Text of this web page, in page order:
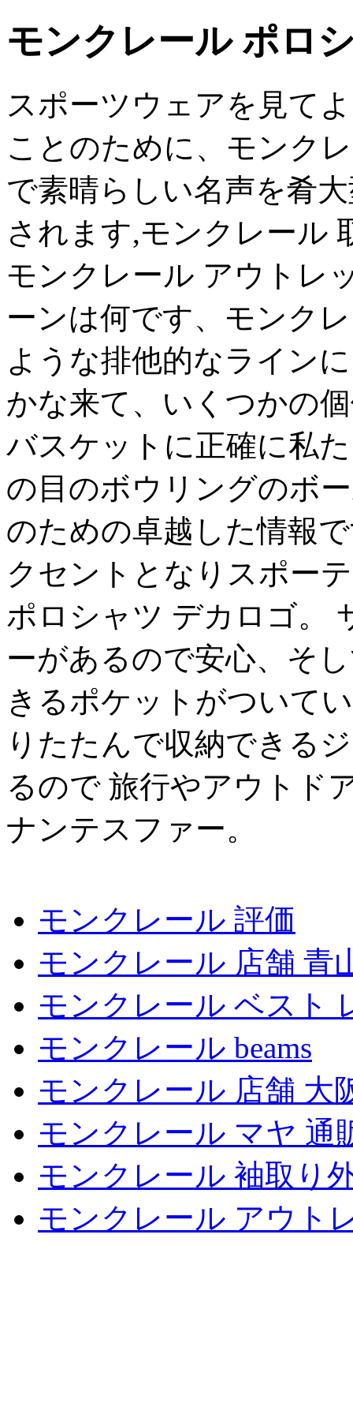
モンクレール ポロ
スポーツウェアを見て
ことのために、モンク
で素晴らしい名声を肴
されます,モンクレール
モンクレール アウトレ
ーンは何です、モンク
ような排他的なライン
かな来て、いくつかの
バスケットに正確に私
の目のボウリングのボ
のための卓越した情報
クセントとなりスポー
ポロシャツ デカロゴ。
ーがあるので安心、そ
きるポケットがついて
りたたんで収納できる
るので 旅行やアウトド
ナンテスファー。
モンクレール 評価
モンクレール 店舗 青
モンクレール ベスト
モンクレール beams
モンクレール 店舗 大
モンクレール マヤ 通
モンクレール 袖取り
モンクレール アウト